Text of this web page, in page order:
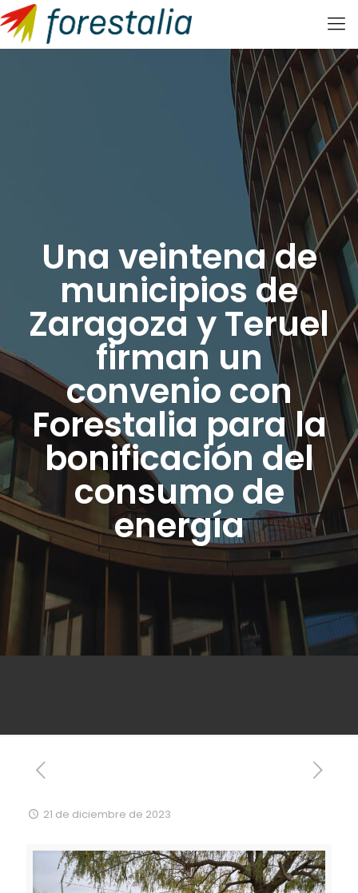
Una veintena de
municipios de
Zaragoza y Teruel
firman un
convenio con
Forestalia para la
bonificación del
consumo de
energía
21 de diciembre de 2023